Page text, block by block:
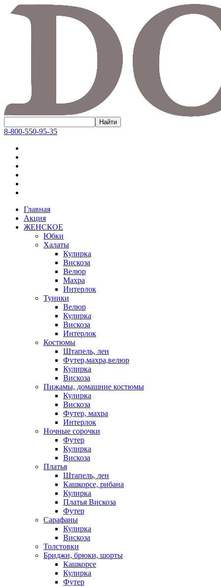
8-800-550-95-35
Главная
Акция
ЖЕНСКОЕ
Юбки
Халаты
Кулирка
Вискоза
Велюр
Махра
Интерлок
Туники
Велюр
Кулирка
Вискоза
Интерлок
Костюмы
Штапель, лен
Футер,махра,велюр
Кулирка
Вискоза
Пижамы, домашние костюмы
Кулирка
Вискоза
Футер, махра
Интерлок
Ночные сорочки
Футер
Кулирка
Вискоза
Платья
Штапель, лен
Кашкорсе, рибана
Кулирка
Платья Вискоза
Футер
Сарафаны
Кулирка
Вискоза
Толстовки
Бриджи, брюки, шорты
Кашкорсе
Кулирка
Футер